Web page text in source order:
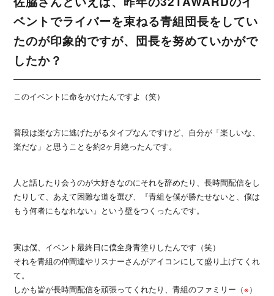
ベントでライバーを束ねる青組団長をしてい
たのが印象的ですが、団長を努めていかがで
したか？
このイベントに命をかけたんですよ（笑）
普段は楽な方に逃げたがるタイプなんですけど、自分が「楽しいな、
楽だな」と思うことを約2ヶ月絶ったんです。
人と話したり会うのが大好きなのにそれを辞めたり、長時間配信をし
たりして、あえて困難な道を選び、『青組を僕が勝たせないと、僕は
もう何者にもなれない』という壁をつくったんです。
実は僕、イベント最終日に僕全身青塗りしたんです（笑）
それを青組の仲間達やリスナーさんがアイコンにして盛り上げてくれ
て。
しかも皆が長時間配信を頑張ってくれたり、青組のファミリー（※）